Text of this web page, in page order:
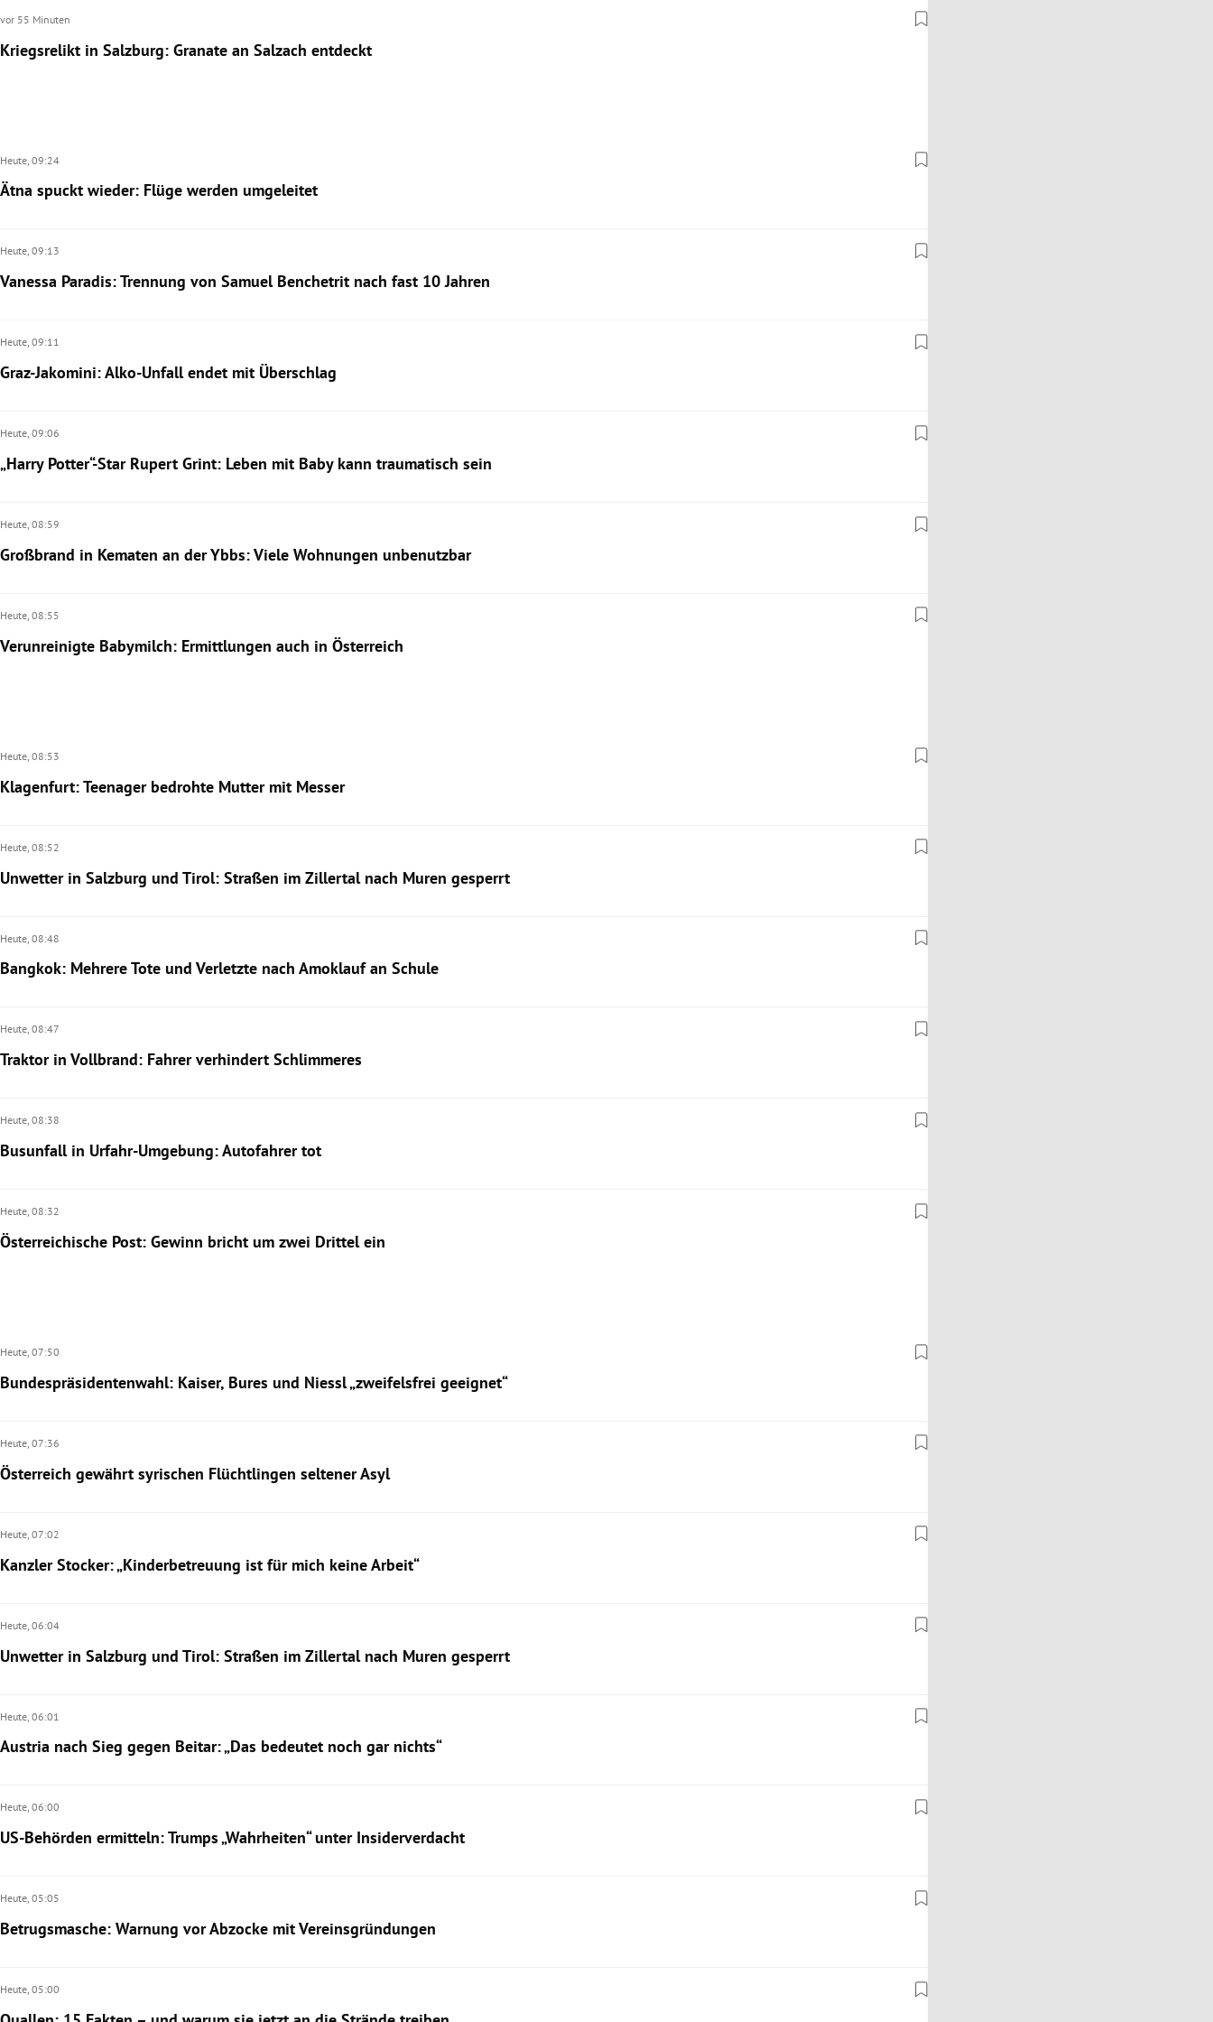
vor 55 Minuten
Kriegsrelikt in Salzburg: Granate an Salzach entdeckt
Heute, 09:24
Ätna spuckt wieder: Flüge werden umgeleitet
Heute, 09:13
Vanessa Paradis: Trennung von Samuel Benchetrit nach fast 10 Jahren
Heute, 09:11
Graz-Jakomini: Alko-Unfall endet mit Überschlag
Heute, 09:06
„Harry Potter“-Star Rupert Grint: Leben mit Baby kann traumatisch sein
Heute, 08:59
Großbrand in Kematen an der Ybbs: Viele Wohnungen unbenutzbar
Heute, 08:55
Verunreinigte Babymilch: Ermittlungen auch in Österreich
Heute, 08:53
Klagenfurt: Teenager bedrohte Mutter mit Messer
Heute, 08:52
Unwetter in Salzburg und Tirol: Straßen im Zillertal nach Muren gesperrt
Heute, 08:48
Bangkok: Mehrere Tote und Verletzte nach Amoklauf an Schule
Heute, 08:47
Traktor in Vollbrand: Fahrer verhindert Schlimmeres
Heute, 08:38
Busunfall in Urfahr-Umgebung: Autofahrer tot
Heute, 08:32
Österreichische Post: Gewinn bricht um zwei Drittel ein
Heute, 07:50
Bundespräsidentenwahl: Kaiser, Bures und Niessl „zweifelsfrei geeignet“
Heute, 07:36
Österreich gewährt syrischen Flüchtlingen seltener Asyl
Heute, 07:02
Kanzler Stocker: „Kinderbetreuung ist für mich keine Arbeit“
Heute, 06:04
Unwetter in Salzburg und Tirol: Straßen im Zillertal nach Muren gesperrt
Heute, 06:01
Austria nach Sieg gegen Beitar: „Das bedeutet noch gar nichts“
Heute, 06:00
US-Behörden ermitteln: Trumps „Wahrheiten“ unter Insiderverdacht
Heute, 05:05
Betrugsmasche: Warnung vor Abzocke mit Vereinsgründungen
Heute, 05:00